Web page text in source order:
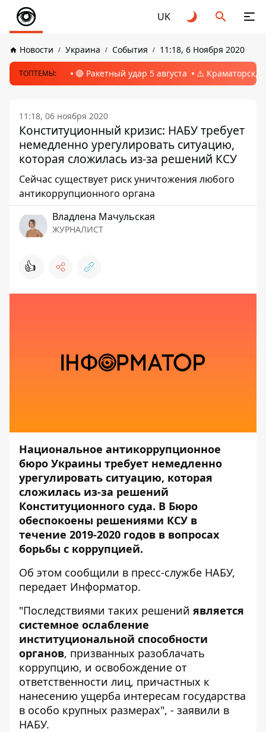
UK
Новости Украина События 11:18, 6 Ноября 2020
ТОПТЕМЫ: 🔴 Ракетный удар 5 августа ⚠️ Краматорск,
11:18, 06 ноября 2020
Конституционный кризис: НАБУ требует
немедленно урегулировать ситуацию,
которая сложилась из-за решений КСУ
Сейчас существует риск уничтожения любого
антикоррупционного органа
Владлена Мачульская
ЖУРНАЛИСТ
👍
Национальное антикоррупционное
бюро Украины требует немедленно
урегулировать ситуацию, которая
сложилась из-за решений
Конституционного суда. В Бюро
обеспокоены решениями КСУ в
течение 2019-2020 годов в вопросах
борьбы с коррупцией.
Об этом сообщили в пресс-службе НАБУ,
передает Информатор.
"Последствиями таких решений является
системное ослабление
институциональной способности
органов, призванных разоблачать
коррупцию, и освобождение от
ответственности лиц, причастных к
нанесению ущерба интересам государства
в особо крупных размерах", - заявили в
НАБУ.